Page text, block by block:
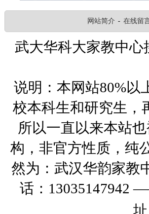
网站简介 - 在线留
武大华科大家教中
说明：本网站80%以
校本科生和研究生，
所以一直以来本站
构，非官方性质，纯
然为：武汉华韵家教
话：13035147942
址